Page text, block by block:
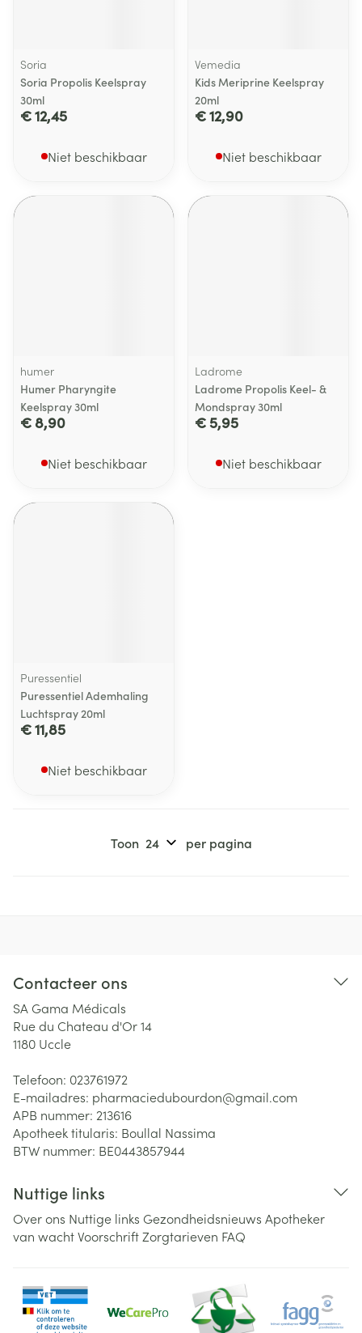
Soria
Soria Propolis Keelspray
30ml
€ 12,45
Niet beschikbaar
Vemedia
Kids Meriprine Keelspray
20ml
€ 12,90
Niet beschikbaar
humer
Humer Pharyngite
Keelspray 30ml
€ 8,90
Niet beschikbaar
Ladrome
Ladrome Propolis Keel- &
Mondspray 30ml
€ 5,95
Niet beschikbaar
Puressentiel
Puressentiel Ademhaling
Luchtspray 20ml
€ 11,85
Niet beschikbaar
Toon per pagina
Contacteer ons
SA Gama Médicals
Rue du Chateau d'Or 14
1180 Uccle
Telefoon: 023761972
E-mailadres: pharmaciedubourdon@gmail.com
APB nummer: 213616
Apotheek titularis: Boullal Nassima
BTW nummer: BE0443857944
Nuttige links
Over ons Nuttige links Gezondheidsnieuws Apotheker
van wachtVoorschriftZorgtarieven FAQ